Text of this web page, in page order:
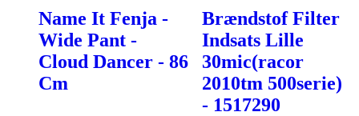
Name It Fenja -
Wide Pant -
Cloud Dancer - 86
Cm
Brændstof Filter
Indsats Lille
30mic(racor
2010tm 500serie)
- 1517290